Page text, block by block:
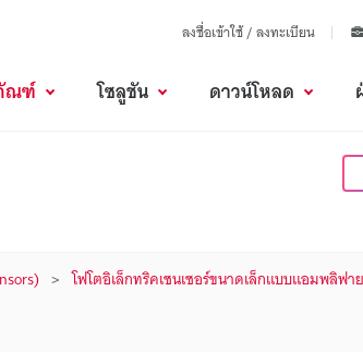
ลงชื่อเข้าใช้ / ลงทะเบียน
ณฑ์ โซลูชัน ดาวน์โหลด
โฟโตอิเล็กทริคเซนเซอร์ขนาดเล็กแบบแอมพลิฟา